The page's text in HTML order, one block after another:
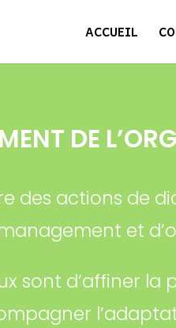
ACCUEIL
DE
des actions de
et
sont d’affiner